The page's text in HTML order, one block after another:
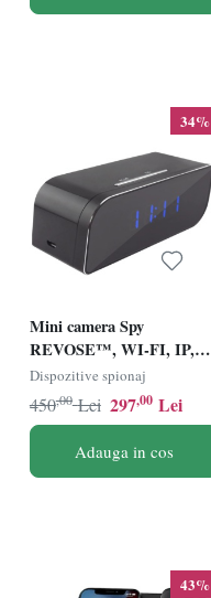
34%
Mini camera Spy
REVOSE™, WI-FI, IP,
Ascunsa in Ceas
Desteptator, Microfon,
Infrarosu, 1080P, Activare
la Miscare
Dispozitive spionaj
297,00 Lei
450,00 Lei
Adauga in cos
43%